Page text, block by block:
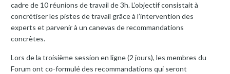
cadre de 10 réunions de travail de 3h. L’objectif consistait à
concrétiser les pistes de travail grâce à l’intervention des
experts et parvenir à un canevas de recommandations
concrètes.
Lors de la troisième session en ligne (2 jours), les membres du
Forum ont co-formulé des recommandations qui seront